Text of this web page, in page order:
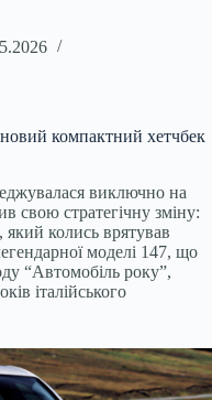
компактний хетчбек
виключно на
свою стратегічну зміну:
колись врятував
моделі 147, що
“Автомобіль року”,
італійського